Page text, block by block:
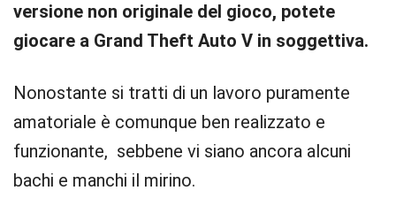
versione non originale del gioco, potete
giocare a Grand Theft Auto V in soggettiva.
Nonostante si tratti di un lavoro puramente
amatoriale è comunque ben realizzato e
funzionante, sebbene vi siano ancora alcuni
bachi e manchi il mirino.